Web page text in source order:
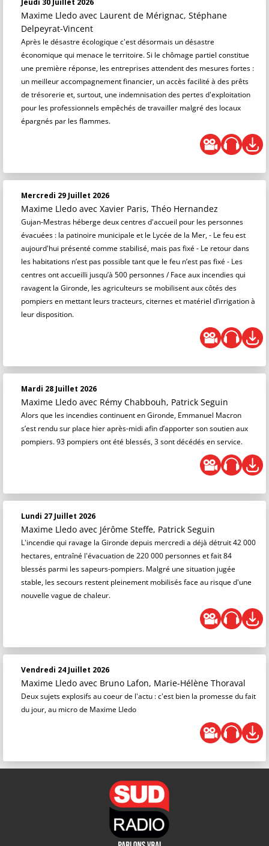
Jeudi 30 Juillet 2026
Maxime Lledo avec Laurent de Mérignac, Stéphane
Delpeyrat-Vincent
Après le désastre écologique c'est désormais un désastre
économique qui menace le territoire. Si le chômage partiel constitue
une première réponse, les entreprises attendent des mesures fortes :
un meilleur accompagnement financier, un accès facilité à des prêts
de trésorerie et, surtout, une indemnisation des pertes d'exploitation
pour les professionnels empêchés de travailler malgré des locaux
épargnés par les flammes.
Mercredi 29 Juillet 2026
Maxime Lledo avec Xavier Paris, Théo Hernandez
Gujan-Mestras héberge deux centres d'accueil pour les personnes
évacuées : la patinoire municipale et le Lycée de la Mer, - Le feu est
aujourd'hui présenté comme stabilisé, mais pas fixé - Le retour dans
les habitations n’est pas possible tant que le feu n’est pas fixé - Les
centres ont accueilli jusqu’à 500 personnes / Face aux incendies qui
ravagent la Gironde, les agriculteurs se mobilisent aux côtés des
pompiers en mettant leurs tracteurs, citernes et matériel d’irrigation à
leur disposition.
Mardi 28 Juillet 2026
Maxime Lledo avec Rémy Chabbouh, Patrick Seguin
Alors que les incendies continuent en Gironde, Emmanuel Macron
s’est rendu sur place hier après-midi afin d’apporter son soutien aux
pompiers. 93 pompiers ont été blessés, 3 sont décédés en service.
Lundi 27 Juillet 2026
Maxime Lledo avec Jérôme Steffe, Patrick Seguin
L'incendie qui ravage la Gironde depuis mercredi a déjà détruit 42 000
hectares, entraîné l'évacuation de 220 000 personnes et fait 84
blessés parmi les sapeurs-pompiers. Malgré une situation jugée
stable, les secours restent pleinement mobilisés face au risque d'une
nouvelle vague de chaleur.
Vendredi 24 Juillet 2026
Maxime Lledo avec Bruno Lafon, Marie-Hélène Thoraval
Deux sujets explosifs au coeur de l'actu : c'est bien la promesse du fait
du jour, au micro de Maxime Lledo